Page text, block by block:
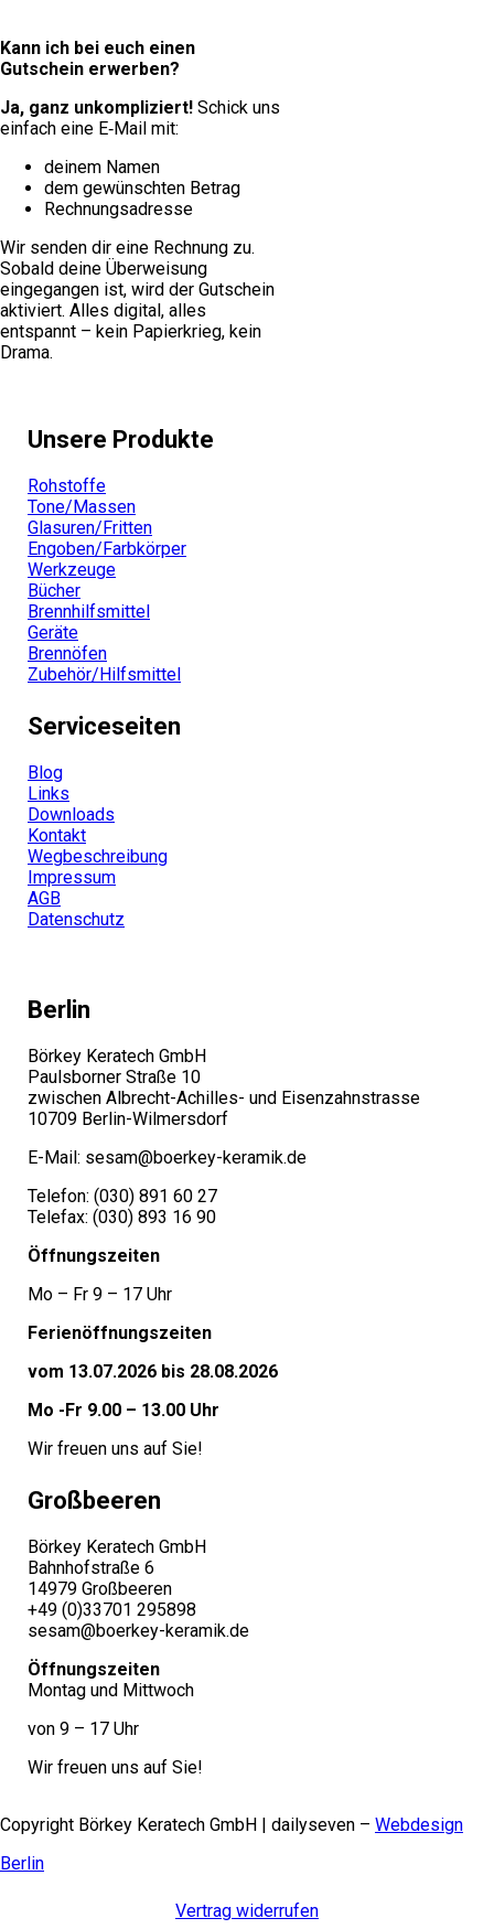
Kann ich bei euch einen
Gutschein erwerben?
Ja, ganz unkompliziert! Schick uns
einfach eine E‑Mail mit:
deinem Namen
dem gewünschten Betrag
Rechnungsadresse
Wir senden dir eine Rechnung zu.
Sobald deine Überweisung
eingegangen ist, wird der Gutschein
aktiviert. Alles digital, alles
entspannt – kein Papierkrieg, kein
Drama.
Unsere Produkte
Rohstoffe
Tone/Massen
Glasuren/Fritten
Engoben/Farbkörper
Werkzeuge
Bücher
Brennhilfsmittel
Geräte
Brennöfen
Zubehör/Hilfsmittel
Serviceseiten
Blog
Links
Downloads
Kontakt
Wegbeschreibung
Impressum
AGB
Datenschutz
Berlin
Börkey Keratech GmbH
Paulsborner Straße 10
zwischen Albrecht-Achilles- und Eisenzahnstrasse
10709 Berlin-Wilmersdorf
E-Mail: sesam@boerkey-keramik.de
Telefon: (030) 891 60 27
Telefax: (030) 893 16 90
Öffnungszeiten
Mo – Fr 9 – 17 Uhr
Ferienöffnungszeiten
vom 13.07.2026 bis 28.08.2026
Mo -Fr 9.00 – 13.00 Uhr
Wir freuen uns auf Sie!
Großbeeren
Börkey Keratech GmbH
Bahnhofstraße 6
14979 Großbeeren
+49 (0)33701 295898
sesam@boerkey-keramik.de
Öffnungszeiten
Montag und Mittwoch
von 9 – 17 Uhr
Wir freuen uns auf Sie!
Copyright Börkey Keratech GmbH | dailyseven – Webdesign
Berlin
Vertrag widerrufen